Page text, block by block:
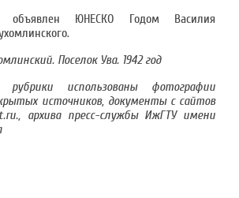
ЮНЕСКО Годом Василия
Поселок Ува. 1942 год
использованы фотографии
источников, документы с сайтов
архива пресс-службы ИжГТУ имени